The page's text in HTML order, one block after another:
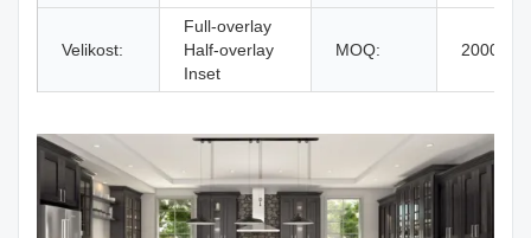
Velikost:
Full-overlay
Half-overlay
Inset
MOQ: 2000 ks